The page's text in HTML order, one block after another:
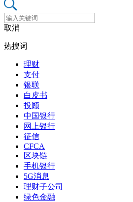
取消
热搜词
理财
支付
银联
白皮书
投顾
中国银行
网上银行
征信
CFCA
区块链
手机银行
5G消息
理财子公司
绿色金融